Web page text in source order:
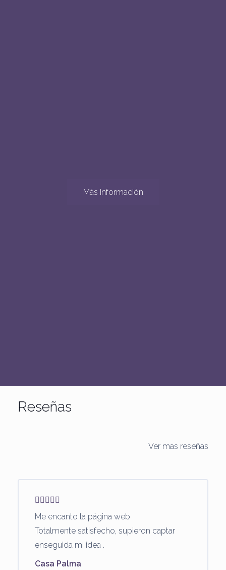
Más Información
Reseñas
Ver mas reseñas
Me encanto la página web
Totalmente satisfecho, supieron captar
enseguida mi idea .
Casa Palma